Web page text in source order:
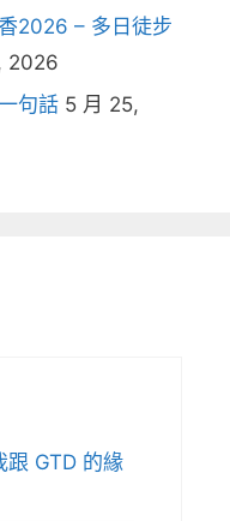
2026 – 多日徒步
2026
句話 5 月 25,
跟 GTD 的緣